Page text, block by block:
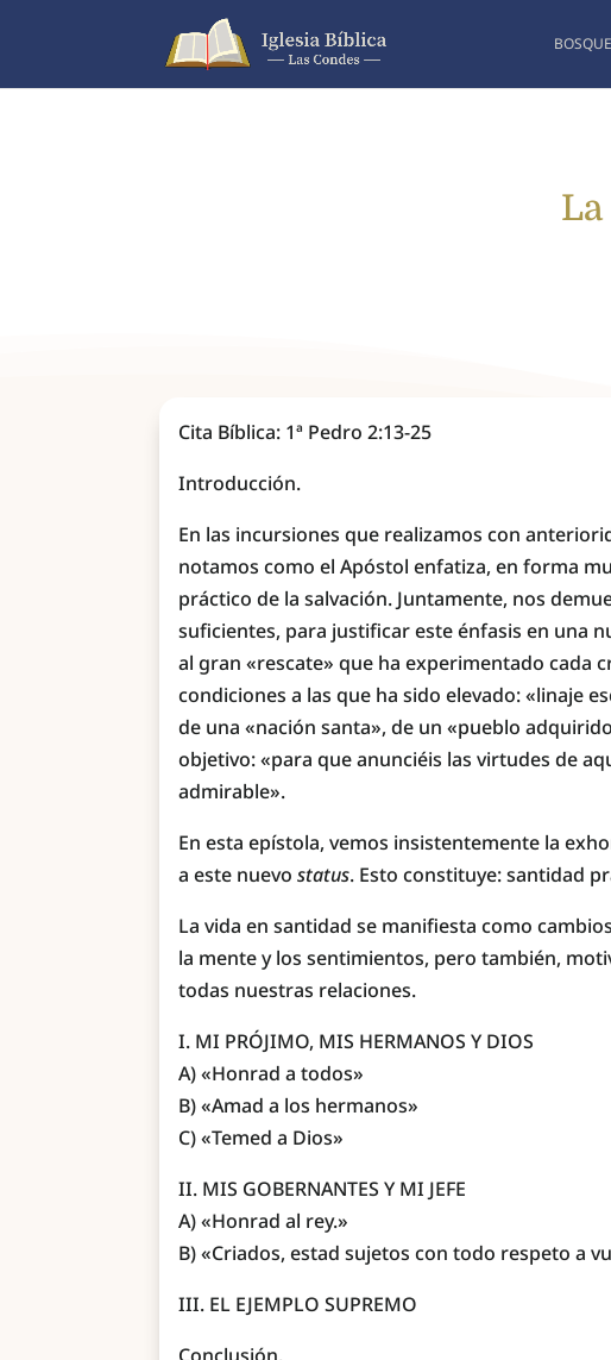
Cita Bíblica: 1ª Pedro 2:13-25
Introducción.
En las incursiones que realizamos con
notamos como el Apóstol enfatiza, en forma
práctico de la salvación. Juntamente, nos
suficientes, para justificar este énfasis en una
al gran «rescate» que ha experimentado cada
condiciones a las que ha sido elevado: «linaje
de una «nación santa», de un «pueblo
objetivo: «para que anunciéis las virtudes de
admirable».
En esta epístola, vemos insistentemente la
a este nuevostatus. Esto constituye: santidad
La vida en santidad se manifiesta como
la mente y los sentimientos, pero también,
todas nuestras relaciones.
I. MI PRÓJIMO, MIS HERMANOS Y DIOS
A) «Honrad a todos»
B) «Amad a los hermanos»
C) «Temed a Dios»
II. MIS GOBERNANTES Y MI JEFE
A) «Honrad al rey.»
B) «Criados, estad sujetos con todo respeto a
III. EL EJEMPLO SUPREMO